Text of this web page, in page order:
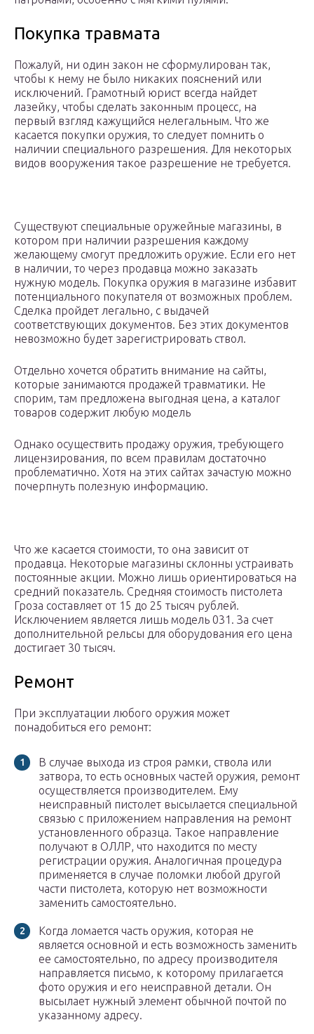
Покупка травмата
Пожалуй, ни один закон не сформулирован так,
чтобы к нему не было никаких пояснений или
исключений. Грамотный юрист всегда найдет
лазейку, чтобы сделать законным процесс, на
первый взгляд кажущийся нелегальным. Что же
касается покупки оружия, то следует помнить о
наличии специального разрешения. Для некоторых
видов вооружения такое разрешение не требуется.
Существуют специальные оружейные магазины, в
котором при наличии разрешения каждому
желающему смогут предложить оружие. Если его нет
в наличии, то через продавца можно заказать
нужную модель. Покупка оружия в магазине избавит
потенциального покупателя от возможных проблем.
Сделка пройдет легально, с выдачей
соответствующих документов. Без этих документов
невозможно будет зарегистрировать ствол.
Отдельно хочется обратить внимание на сайты,
которые занимаются продажей травматики. Не
спорим, там предложена выгодная цена, а каталог
товаров содержит любую модель
Однако осуществить продажу оружия, требующего
лицензирования, по всем правилам достаточно
проблематично. Хотя на этих сайтах зачастую можно
почерпнуть полезную информацию.
Что же касается стоимости, то она зависит от
продавца. Некоторые магазины склонны устраивать
постоянные акции. Можно лишь ориентироваться на
средний показатель. Средняя стоимость пистолета
Гроза составляет от 15 до 25 тысяч рублей.
Исключением является лишь модель 031. За счет
дополнительной рельсы для оборудования его цена
достигает 30 тысяч.
Ремонт
При эксплуатации любого оружия может
понадобиться его ремонт:
В случае выхода из строя рамки, ствола или
затвора, то есть основных частей оружия, ремонт
осуществляется производителем. Ему
неисправный пистолет высылается специальной
связью с приложением направления на ремонт
установленного образца. Такое направление
получают в ОЛЛР, что находится по месту
регистрации оружия. Аналогичная процедура
применяется в случае поломки любой другой
части пистолета, которую нет возможности
заменить самостоятельно.
Когда ломается часть оружия, которая не
является основной и есть возможность заменить
ее самостоятельно, по адресу производителя
направляется письмо, к которому прилагается
фото оружия и его неисправной детали. Он
высылает нужный элемент обычной почтой по
указанному адресу.